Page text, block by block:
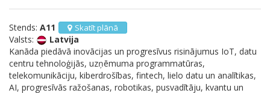
Stends: A11 Skatīt plānā
Valsts:
Latvija
Kanāda piedāvā inovācijas un progresīvus risinājumus IoT, datu
centru tehnoloģijās, uzņēmuma programmatūras,
telekomunikāciju, kiberdrošības, fintech, lielo datu un analītikas,
AI, progresīvās ražošanas, robotikas, pusvadītāju, kvantu un